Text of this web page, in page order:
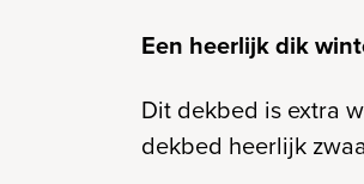
Een heerlijk dik
Dit dekbed is extra
dekbed heerlijk